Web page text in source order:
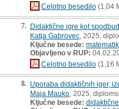
Celotno besedilo (1,04
7. Didaktične igre kot
Katja Gabrovec , 2025,
Ključne besede:
Objavljeno v RUP:
Celotno besedilo (1,16
8. Uporaba didaktičnih iger,
Maja Mauko , 2025,
Ključne besede: